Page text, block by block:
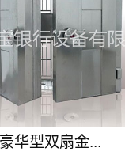
豪华型双扇金...